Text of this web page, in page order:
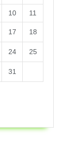
10 11
17 18
24 25
31